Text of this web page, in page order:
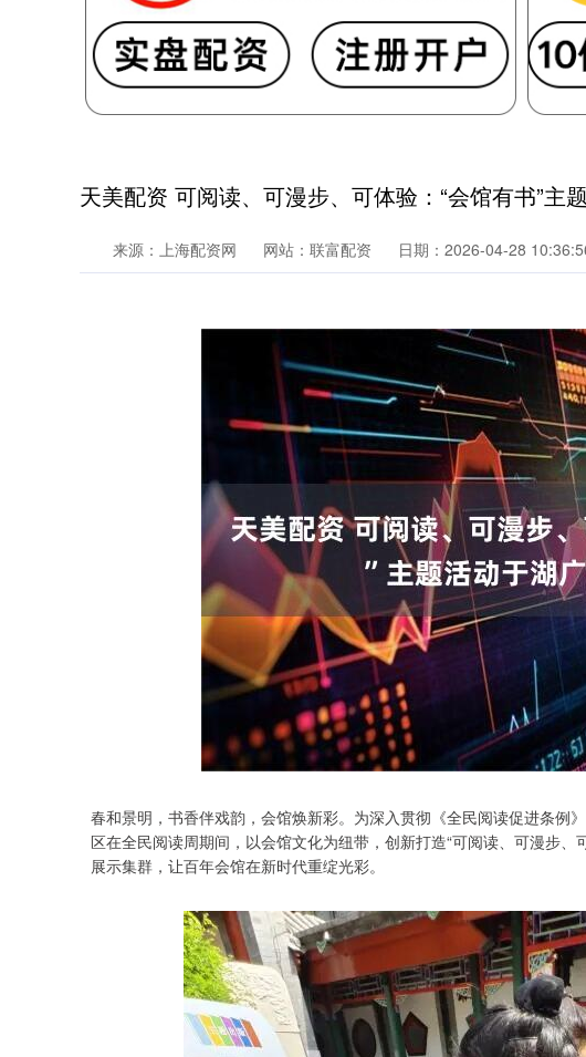
天美配资 可阅读、可漫步、可体验：“会馆有书”主
来源：上海配资网 网站：联富配资 日期：2026-04-28
春和景明，书香伴戏韵，会馆焕新彩。为深入贯彻《全民阅读促进条例
区在全民阅读周期间，以会馆文化为纽带，创新打造“可阅读、可漫步、
展示集群，让百年会馆在新时代重绽光彩。